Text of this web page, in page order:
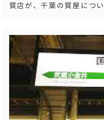
質店が、千葉の質屋につ